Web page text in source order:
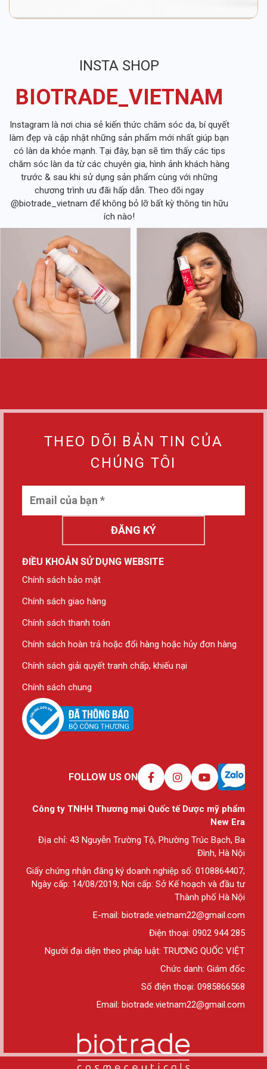
INSTA SHOP
BIOTRADE_VIETNAM
Instagram là nơi chia sẻ kiến thức chăm sóc da, bí quyết
làm đẹp và cập nhật những sản phẩm mới nhất giúp bạn
có làn da khỏe mạnh. Tại đây, bạn sẽ tìm thấy các tips
chăm sóc làn da từ các chuyên gia, hình ảnh khách hàng
trước & sau khi sử dụng sản phẩm cùng với những
chương trình ưu đãi hấp dẫn. Theo dõi ngay
@biotrade_vietnam để không bỏ lỡ bất kỳ thông tin hữu
ích nào!
THEO DÕI BẢN TIN CỦA
CHÚNG TÔI
ĐĂNG KÝ
ĐIỀU KHOẢN SỬ DỤNG WEBSITE
Chính sách bảo mật
Chính sách giao hàng
Chính sách thanh toán
Chính sách hoàn trả hoặc đổi hàng hoặc hủy đơn hàng
Chính sách giải quyết tranh chấp, khiếu nại
Chính sách chung
FOLLOW US ON
Công ty TNHH Thương mại Quốc tế Dược mỹ phẩm
New Era
Địa chỉ: 43 Nguyễn Trường Tộ, Phường Trúc Bạch, Ba
Đình, Hà Nội
Giấy chứng nhận đăng ký doanh nghiệp số: 0108864407;
Ngày cấp: 14/08/2019; Nơi cấp: Sở Kế hoạch và đầu tư
Thành phố Hà Nội
E-mail: biotrade.vietnam22@gmail.com
Điện thoại: 0902 944 285
Người đại diện theo pháp luật: TRƯƠNG QUỐC VIỆT
Chức danh: Giám đốc
Số điện thoại: 0985866568
Email: biotrade.vietnam22@gmail.com